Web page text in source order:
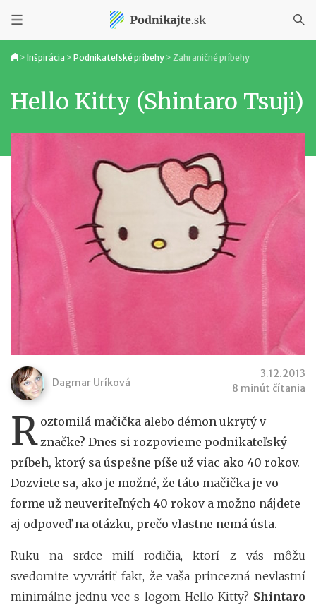
> Inšpirácia > Podnikateľské príbehy > Zahraničné príbehy
Hello Kitty (Shintaro Tsuji)
Dagmar Uríková
3.12.2013
8 minút čítania
R oztomilá mačička alebo démon ukrytý v
značke? Dnes si rozpovieme podnikateľský
príbeh, ktorý sa úspešne píše už viac ako 40 rokov.
Dozviete sa, ako je možné, že táto mačička je vo
forme už neuveriteľných 40 rokov a možno nájdete
aj odpoveď na otázku, prečo vlastne nemá ústa.
Ruku na srdce milí rodičia, ktorí z vás môžu
svedomite vyvrátiť fakt, že vaša princezná nevlastní
minimálne jednu vec s logom Hello Kitty? Shintaro